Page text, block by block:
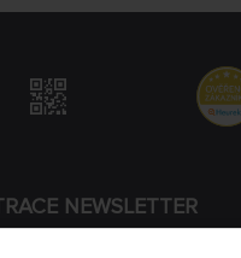
NEWSLETTER